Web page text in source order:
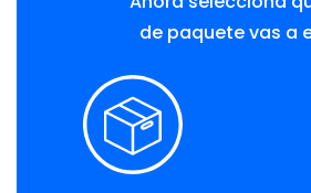
de paquete vas a